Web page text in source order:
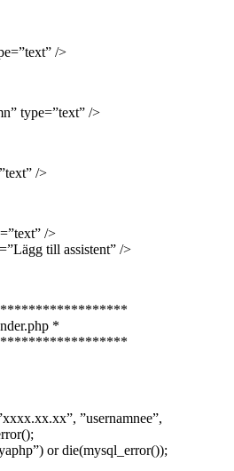
/>
type=”text” />
/>
/>
till assistent” />
*
”usernamnee”,
or die(mysql_error());